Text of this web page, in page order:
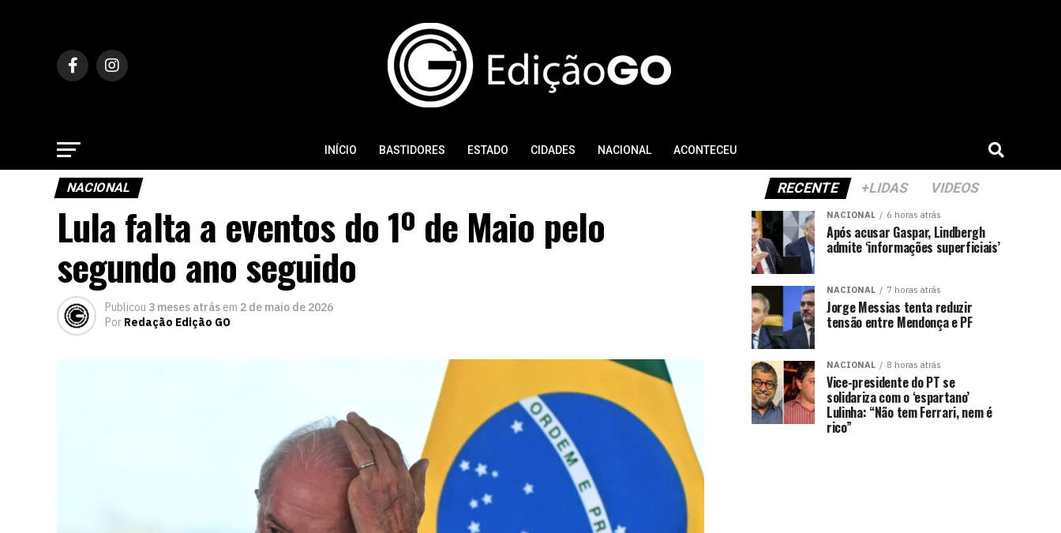
INÍCIO BASTIDORES ESTADO CIDADES NACIONAL ACONTECEU
NACIONAL
Lula falta a eventos do 1º de Maio pelo
segundo ano seguido
Publicou 3 meses atrásem 2 de maio de 2026
PorRedação Edição GO
RECENTE +LIDAS VIDEOS
NACIONAL 6 horas atrás
Após acusar Gaspar, Lindbergh
admite ‘informações superficiais’
NACIONAL 7 horas atrás
Jorge Messias tenta reduzir
tensão entre Mendonça e PF
NACIONAL 8 horas atrás
Vice-presidente do PT se
solidariza com o ‘espartano’
Lulinha: “Não tem Ferrari, nem é
rico”